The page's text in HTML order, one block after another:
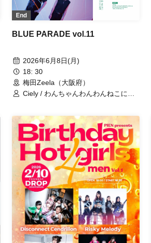
End
BLUE PARADE vol.11
2026年6月8日(月)
18: 30
梅田Zeela（大阪府）
Ciely / わんちゃんわんわんねこにゃ